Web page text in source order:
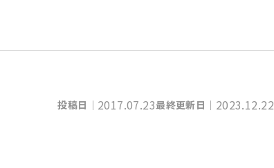
投稿日｜ 2017.07.23最終更新日｜ 2023.12.22